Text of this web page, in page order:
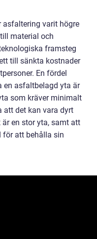
asfaltering varit högre
material och
framsteg
till sänkta kostnader
En fördel
en asfaltbelagd yta är
som kräver minimalt
att det kan vara dyrt
en stor yta, samt att
för att behålla sin